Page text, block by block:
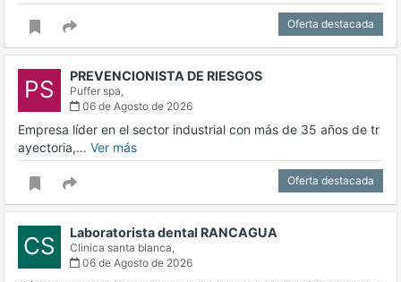
Oferta destacada
PS PREVENCIONISTA DE RIESGOS
Puffer spa,
06 de Agosto de 2026
Empresa líder en el sector industrial con más de 35 años de tr
ayectoria,… Ver más
Oferta destacada
CS Laboratorista dental RANCAGUA
Clinica santa blanca,
06 de Agosto de 2026